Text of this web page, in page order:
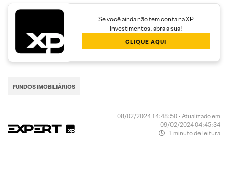
Se você ainda não tem conta na XP
Investimentos, abra a sua!
CLIQUE AQUI
FUNDOS IMOBILIÁRIOS
08/02/2024 14:48:50 • Atualizado em
09/02/2024 04:45:34
1 minuto de leitura